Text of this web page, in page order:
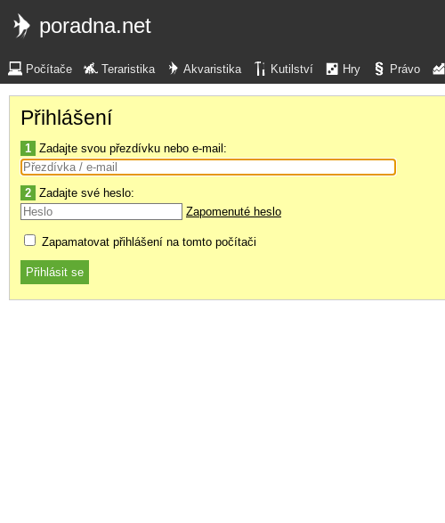
poradna.net
Počítače Teraristika Akvaristika Kutilství Hry Právo
Přihlášení
1 Zadajte svou přezdívku nebo e-mail:
2 Zadajte své heslo:
Zapomenuté heslo
Zapamatovat přihlášení na tomto počítači